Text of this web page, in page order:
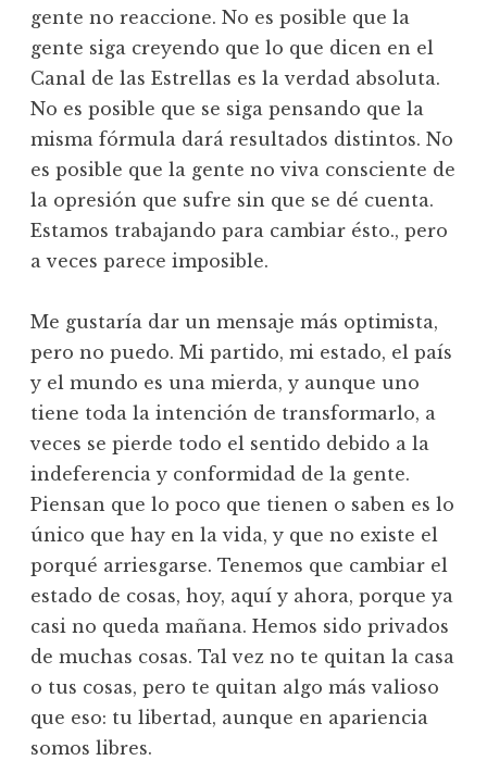
gente no reaccione. No es posible que la
gente siga creyendo que lo que dicen en el
Canal de las Estrellas es la verdad absoluta.
No es posible que se siga pensando que la
misma fórmula dará resultados distintos. No
es posible que la gente no viva consciente de
la opresión que sufre sin que se dé cuenta.
Estamos trabajando para cambiar ésto., pero
a veces parece imposible.
Me gustaría dar un mensaje más optimista,
pero no puedo. Mi partido, mi estado, el país
y el mundo es una mierda, y aunque uno
tiene toda la intención de transformarlo, a
veces se pierde todo el sentido debido a la
indeferencia y conformidad de la gente.
Piensan que lo poco que tienen o saben es lo
único que hay en la vida, y que no existe el
porqué arriesgarse. Tenemos que cambiar el
estado de cosas, hoy, aquí y ahora, porque ya
casi no queda mañana. Hemos sido privados
de muchas cosas. Tal vez no te quitan la casa
o tus cosas, pero te quitan algo más valioso
que eso: tu libertad, aunque en apariencia
somos libres.